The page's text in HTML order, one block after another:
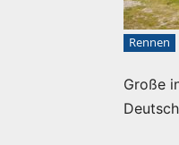
Rennen
Große